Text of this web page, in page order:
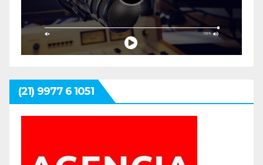
(21) 9977 6 1051